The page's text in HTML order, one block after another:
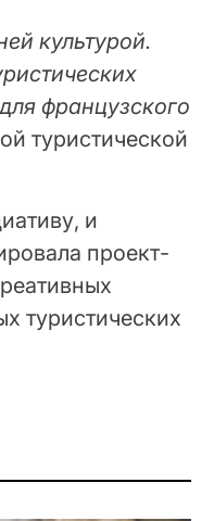
культурой.
французского
туристической
и
проект-
туристических